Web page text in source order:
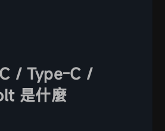
/ Type-C /
是什麼